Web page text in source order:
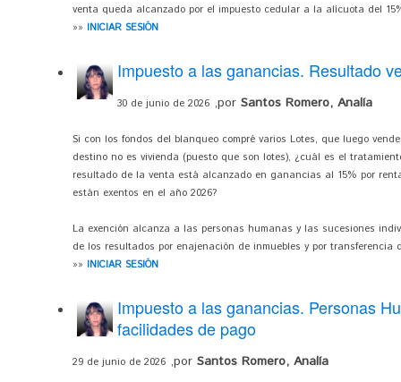
venta queda alcanzado por el impuesto cedular a la alícuota del
»» INICIAR SESIÓN
Impuesto a las ganancias. Resultado
30 de junio de 2026 ,por Santos Romero, Analía
Si con los fondos del blanqueo compré varios Lotes, que luego
destino no es vivienda (puesto que son lotes), ¿cuál es el
resultado de la venta está alcanzado en ganancias al 15% por
están exentos en el año 2026?
La exención alcanza a las personas humanas y las sucesiones
de los resultados por enajenación de inmuebles y por transferencia
»» INICIAR SESIÓN
Impuesto a las ganancias. Personas
facilidades de pago
29 de junio de 2026 ,por Santos Romero, Analía